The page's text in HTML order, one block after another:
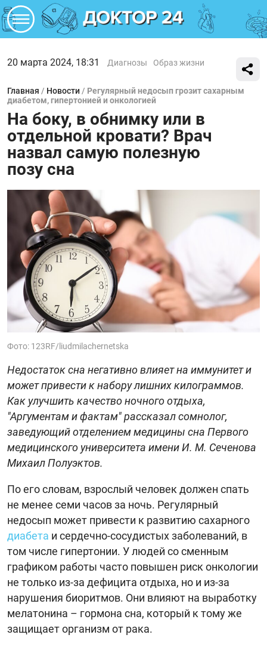
20 марта 2024, 18:31 Диагнозы Образ жизни
Главная / Новости / Регулярный недосып грозит сахарным
диабетом, гипертонией и онкологией
На боку, в обнимку или в
отдельной кровати? Врач
назвал самую полезную
позу сна
Фото: 123RF/liudmilachernetska
Недостаток сна негативно влияет на иммунитет и
может привести к набору лишних килограммов.
Как улучшить качество ночного отдыха,
"Аргументам и фактам" рассказал cомнолог,
заведующий отделением медицины сна Первого
медицинского университета имени И. М. Сеченова
Михаил Полуэктов.
По его словам, взрослый человек должен спать
не менее семи часов за ночь. Регулярный
недосып может привести к развитию сахарного
диабета и сердечно-сосудистых заболеваний, в
том числе гипертонии. У людей со сменным
графиком работы часто повышен риск онкологии
не только из-за дефицита отдыха, но и из-за
нарушения биоритмов. Они влияют на выработку
мелатонина – гормона сна, который к тому же
защищает организм от рака.